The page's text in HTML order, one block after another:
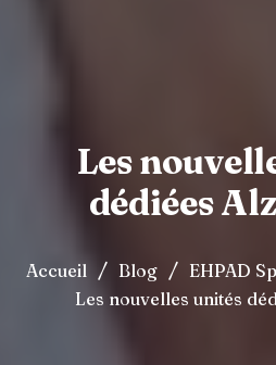
Les
dédiées
Accueil / Blog / EHPAD
Les nouvelles unités